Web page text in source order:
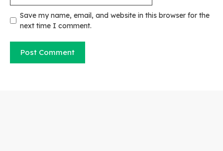
Save my name, email, and website in this browser for the
next time I comment.